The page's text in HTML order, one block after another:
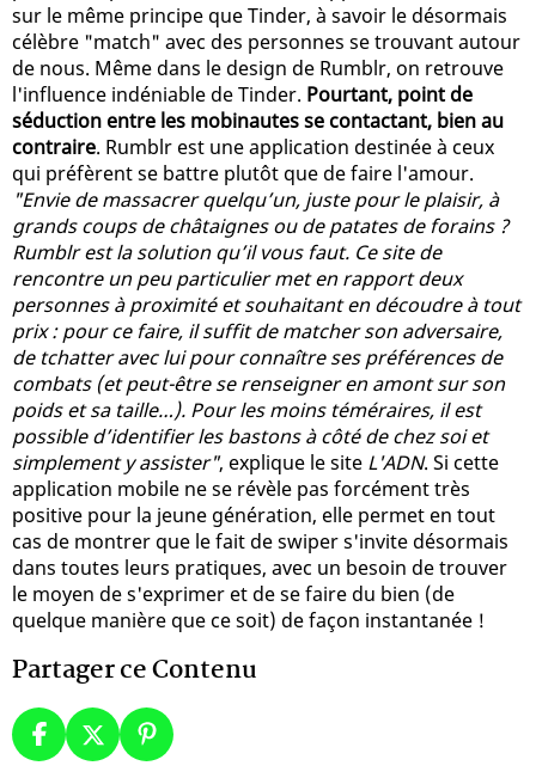
sur le même principe que Tinder, à savoir le désormais
célèbre "match" avec des personnes se trouvant autour
de nous. Même dans le design de Rumblr, on retrouve
l'influence indéniable de Tinder. Pourtant, point de
séduction entre les mobinautes se contactant, bien au
contraire. Rumblr est une application destinée à ceux
qui préfèrent se battre plutôt que de faire l'amour.
"Envie de massacrer quelqu’un, juste pour le plaisir, à
grands coups de châtaignes ou de patates de forains ?
Rumblr est la solution qu’il vous faut. Ce site de
rencontre un peu particulier met en rapport deux
personnes à proximité et souhaitant en découdre à tout
prix : pour ce faire, il suffit de matcher son adversaire,
de tchatter avec lui pour connaître ses préférences de
combats (et peut-être se renseigner en amont sur son
poids et sa taille…). Pour les moins téméraires, il est
possible d’identifier les bastons à côté de chez soi et
simplement y assister", explique le site L'ADN. Si cette
application mobile ne se révèle pas forcément très
positive pour la jeune génération, elle permet en tout
cas de montrer que le fait de swiper s'invite désormais
dans toutes leurs pratiques, avec un besoin de trouver
le moyen de s'exprimer et de se faire du bien (de
quelque manière que ce soit) de façon instantanée !
Partager ce Contenu